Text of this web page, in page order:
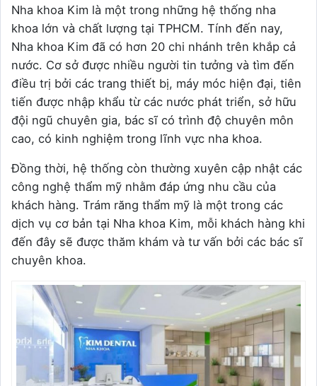
Nha khoa Kim là một trong những hệ thống nha
khoa lớn và chất lượng tại TPHCM. Tính đến nay,
Nha khoa Kim đã có hơn 20 chi nhánh trên khắp cả
nước. Cơ sở được nhiều người tin tưởng và tìm đến
điều trị bởi các trang thiết bị, máy móc hiện đại, tiên
tiến được nhập khẩu từ các nước phát triển, sở hữu
đội ngũ chuyên gia, bác sĩ có trình độ chuyên môn
cao, có kinh nghiệm trong lĩnh vực nha khoa.
Đồng thời, hệ thống còn thường xuyên cập nhật các
công nghệ thẩm mỹ nhằm đáp ứng nhu cầu của
khách hàng. Trám răng thẩm mỹ là một trong các
dịch vụ cơ bản tại Nha khoa Kim, mỗi khách hàng khi
đến đây sẽ được thăm khám và tư vấn bởi các bác sĩ
chuyên khoa.